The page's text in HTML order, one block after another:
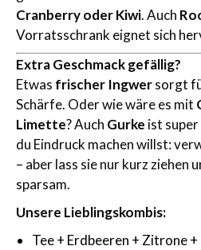
Cranberry oder Kiwi. Auch
Vorratsschrank eignet sich
Extra Geschmack gefällig?
Etwas frischer Ingwersorgt
Schärfe. Oder wie wäre es mit
Limette? Auch Gurke ist
du Eindruck machen willst:
– aber lass sie nur kurz ziehen
sparsam.
Unsere Lieblingskombis:
Tee + Erdbeeren + Zitrone